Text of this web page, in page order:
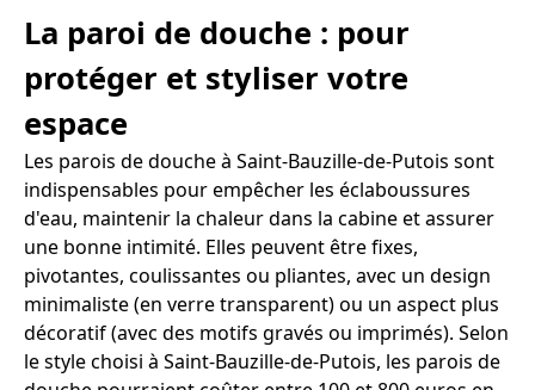
La paroi de douche : pour
protéger et styliser votre
espace
Les parois de douche à Saint-Bauzille-de-Putois sont
indispensables pour empêcher les éclaboussures
d'eau, maintenir la chaleur dans la cabine et assurer
une bonne intimité. Elles peuvent être fixes,
pivotantes, coulissantes ou pliantes, avec un design
minimaliste (en verre transparent) ou un aspect plus
décoratif (avec des motifs gravés ou imprimés). Selon
le style choisi à Saint-Bauzille-de-Putois, les parois de